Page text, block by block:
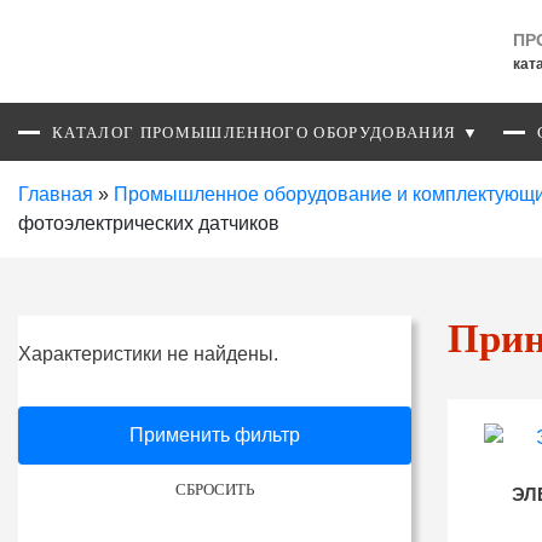
КАТАЛОГ ПРОМЫШЛЕННОГО ОБОРУДОВАНИЯ ▼
Главная » Промышленное оборудование и
фотоэлектрических датчиков
Характеристики не найдены.
Применить фильтр
СБРОСИТЬ